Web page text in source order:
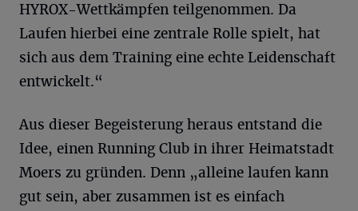
HYROX-Wettkämpfen teilgenommen. Da
Laufen hierbei eine zentrale Rolle spielt, hat
sich aus dem Training eine echte Leidenschaft
entwickelt.“
Aus dieser Begeisterung heraus entstand die
Idee, einen Running Club in ihrer Heimatstadt
Moers zu gründen. Denn „alleine laufen kann
gut sein, aber zusammen ist es einfach